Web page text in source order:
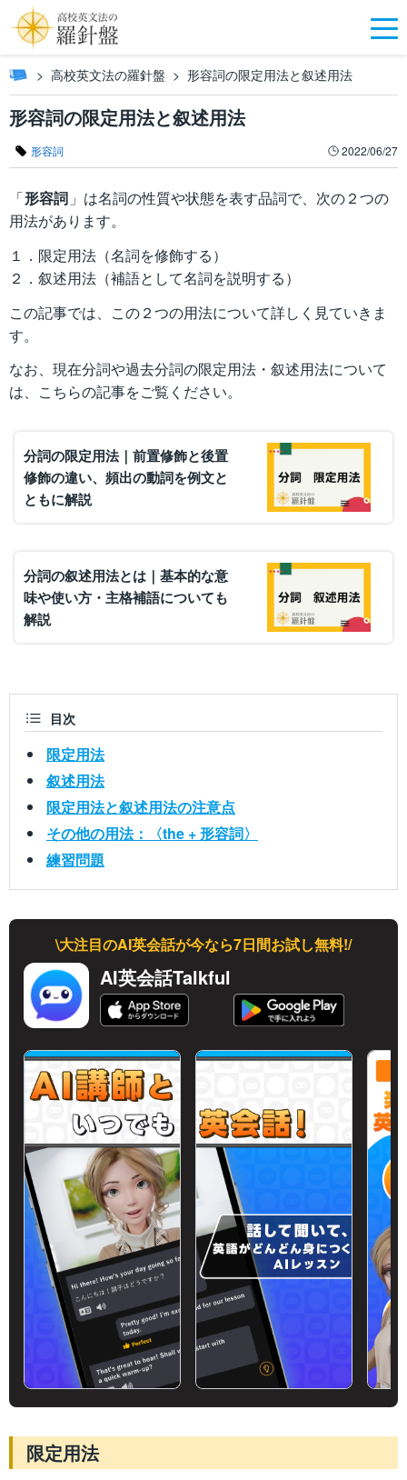
高校英文法の羅針盤 形容詞の限定用法と叙述用法
形容詞の限定用法と叙述用法
形容詞 2022/06/27
「形容詞 」は名詞の性質や状態を表す品詞で、次の２つの
用法があります。
１．限定用法（名詞を修飾する）
２．叙述用法（補語として名詞を説明する）
この記事では、この２つの用法について詳しく見ていきま
す。
なお、現在分詞や過去分詞の限定用法・叙述用法について
は、こちらの記事をご覧ください。
分詞の限定用法｜前置修飾と後置
修飾の違い、頻出の動詞を例文と
ともに解説
分詞の叙述用法とは｜基本的な意
味や使い方・主格補語についても
解説
目次
限定用法
叙述用法
限定用法と叙述用法の注意点
その他の用法：〈the + 形容詞〉
練習問題
\大注目のAI英会話が今なら7日間お試し無料!/
AI英会話Talkful
限定用法